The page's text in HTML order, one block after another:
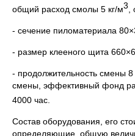
общий расход смолы 5 кг/м3
- сечение пиломатериала
- размер клееного щита
- продолжительность смены 8
смены, эффективный фонд
4000 час.
Состав оборудования, его
определяющие общую